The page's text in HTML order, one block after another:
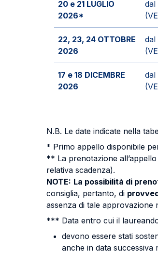
20 e 21 LUGLIO
2026*
dal
22, 23, 24 OTTOBRE
2026
dal
17 e 18 DICEMBRE
2026
dal
N.B. Le date indicate nella
* Primo appello disponibile
** La prenotazione
relativa scadenza).
NOTE: La possibilità di
consiglia, pertanto, di
assenza di tale
*** Data entro cui il
devono essere stati
anche in data successiva